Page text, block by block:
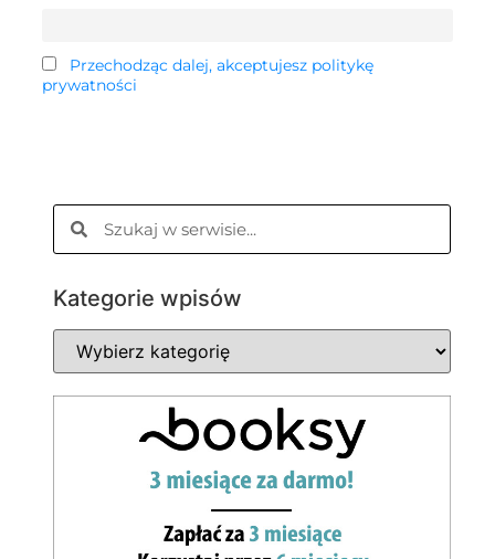
Przechodząc dalej, akceptujesz politykę
prywatności
Kategorie wpisów